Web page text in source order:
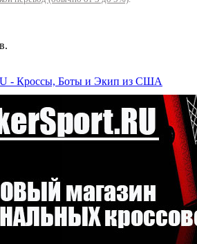
- Кроссы, Боты и Экип из США